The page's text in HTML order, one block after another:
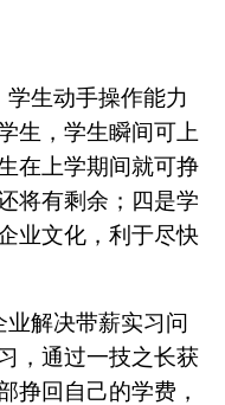
生动手操作能力
生，学生瞬间可上
在上学期间就可挣
将有剩余；四是学
业文化，利于尽快
解决带薪实习问
，通过一技之长获
挣回自己的学费，